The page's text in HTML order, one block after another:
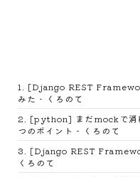
1
[Django REST
みた - くろのて
2
[python] まだmockで消
つのポイント - くろのて
3
[Django REST
くろのて